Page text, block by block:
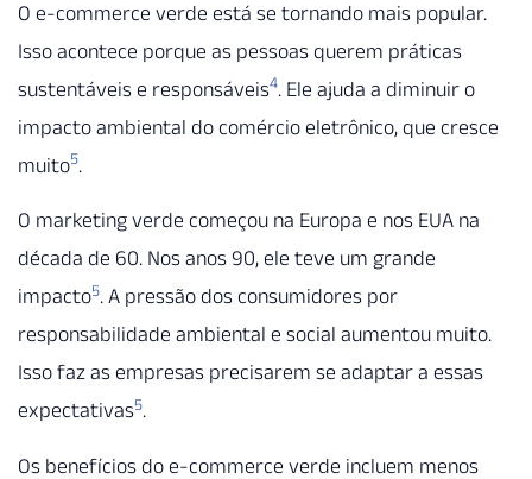
O e-commerce verde está se tornando mais popular.
Isso acontece porque as pessoas querem práticas
sustentáveis e responsáveis4. Ele ajuda a diminuir o
impacto ambiental do comércio eletrônico, que cresce
muito5.
O marketing verde começou na Europa e nos EUA na
década de 60. Nos anos 90, ele teve um grande
impacto5. A pressão dos consumidores por
responsabilidade ambiental e social aumentou muito.
Isso faz as empresas precisarem se adaptar a essas
expectativas5.
Os benefícios do e-commerce verde incluem menos